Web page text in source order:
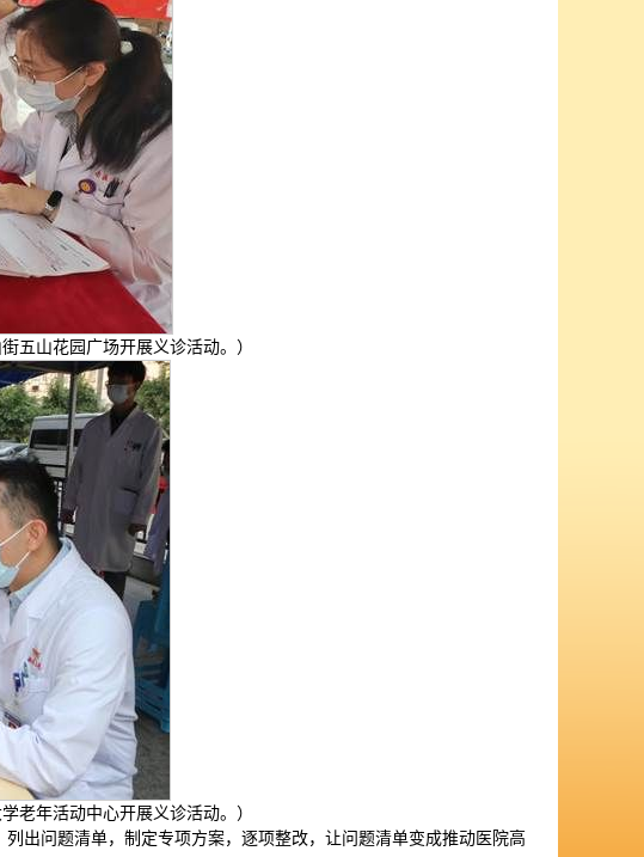
五山花园广场开展义诊活动。）
老年活动中心开展义诊活动。）
出问题清单，制定专项方案，逐项整改，让问题清单变成推动医院高